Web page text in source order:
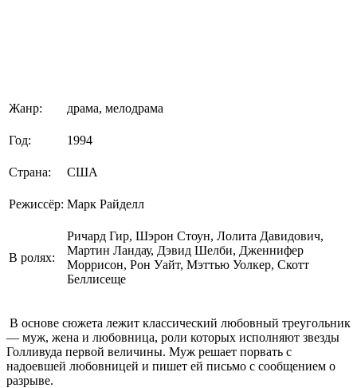
Жанр: драма, мелодрама
Год: 1994
Страна: США
Режиссёр: Марк Райделл
В ролях:
Ричард Гир, Шэрон Стоун, Лолита Давидович,
Мартин Ландау, Дэвид Шелби, Дженнифер
Моррисон, Рон Уайт, Мэттью Уолкер, Скотт
Беллисеще
В основе сюжета лежит классический любовный треугольник
— муж, жена и любовница, роли которых исполняют звезды
Голливуда первой величины. Муж решает порвать с
надоевшей любовницей и пишет ей письмо с сообщением о
разрыве.